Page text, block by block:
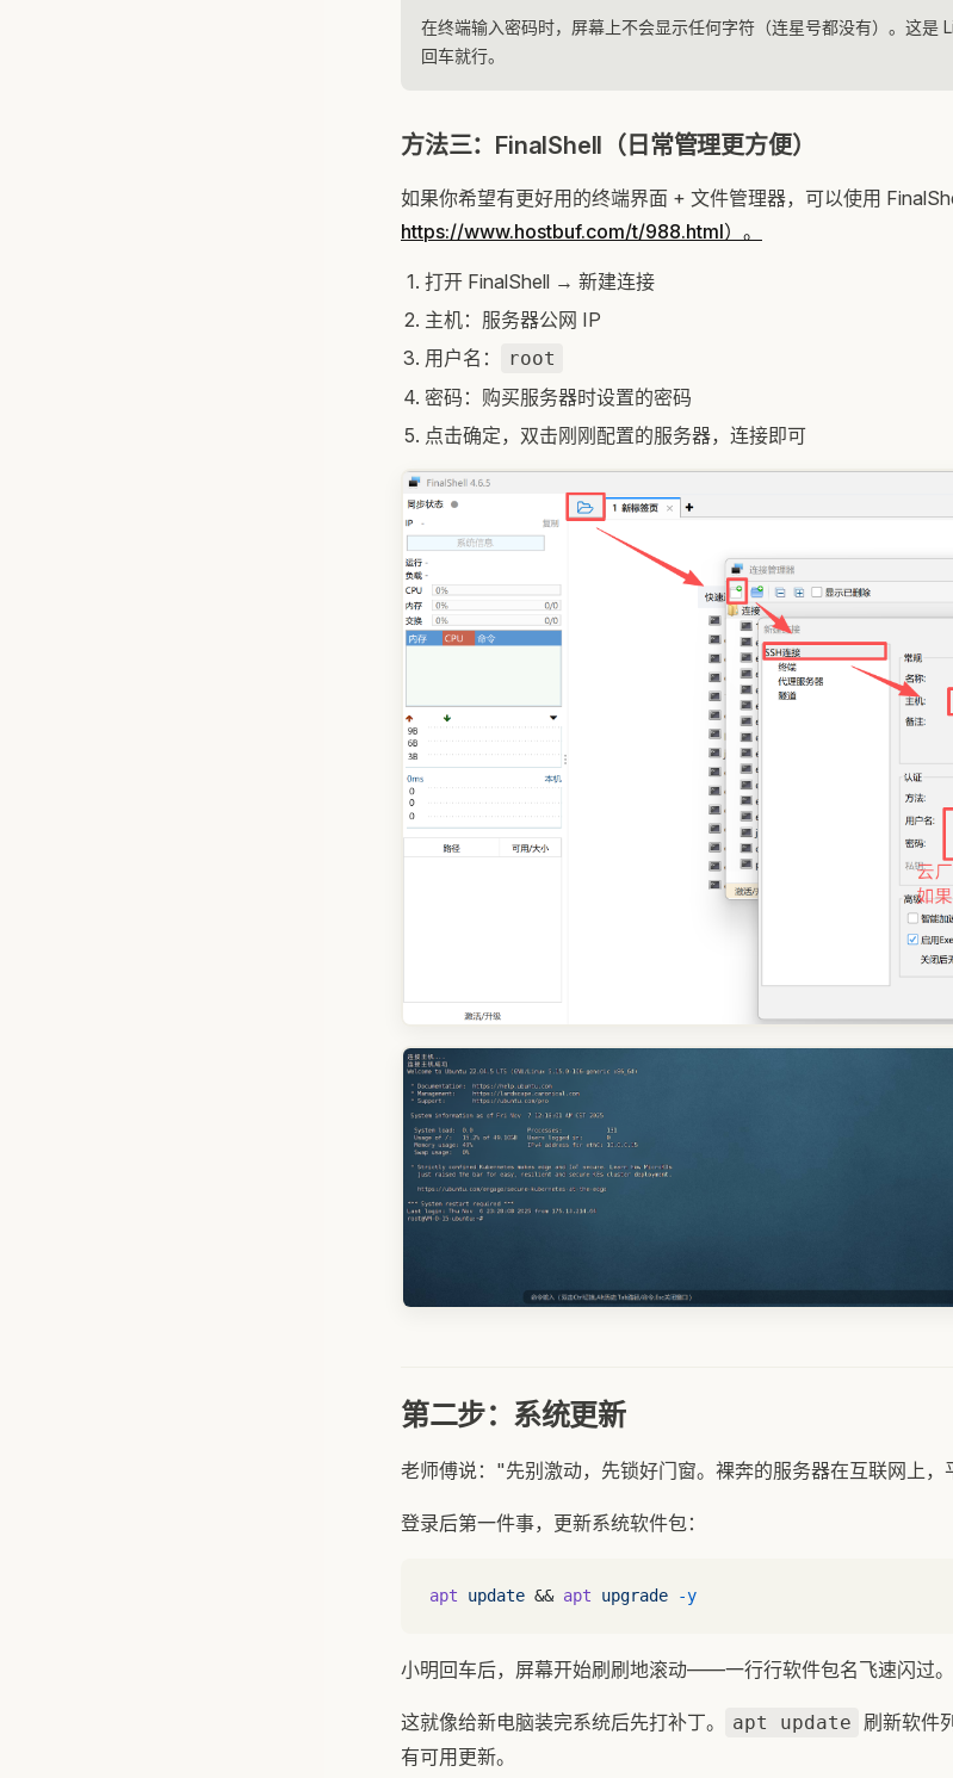
在终端输入密码时，屏幕上不会显示任何字符（连星号都没有）。这是
回车就行。
方法三：FinalShell（日常管理更方便）
如果你希望有更好用的终端界面 + 文件管理器，可以使用
https://www.hostbuf.com/t/988.html）。
打开 FinalShell → 新建连接
主机：服务器公网 IP
用户名：
root
密码：购买服务器时设置的密码
点击确定，双击刚刚配置的服务器，连接即可
第二步：系统更新
老师傅说："先别激动，先锁好门窗。裸奔的服务器在互联网上
登录后第一件事，更新系统软件包：
apt update && apt upgrade -y
小明回车后，屏幕开始刷刷地滚动——一行行软件包名飞速闪过。
这就像给新电脑装完系统后先打补丁。 apt update 刷新软件
有可用更新。